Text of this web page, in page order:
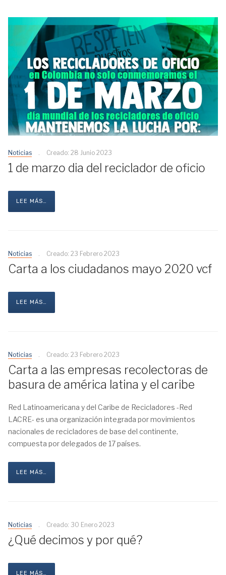
Noticias Creado: 28 Junio 2023
1 de marzo dia del reciclador de oficio
LEE MÁS…
Noticias Creado: 23 Febrero 2023
Carta a los ciudadanos mayo 2020 vcf
LEE MÁS…
Noticias Creado: 23 Febrero 2023
Carta a las empresas recolectoras de
basura de américa latina y el caribe
Red Latinoamericana y del Caribe de Recicladores -Red
LACRE- es una organización integrada por movimientos
nacionales de recicladores de base del continente,
compuesta por delegados de 17 países.
LEE MÁS…
Noticias Creado: 30 Enero 2023
¿Qué decimos y por qué?
LEE MÁS…